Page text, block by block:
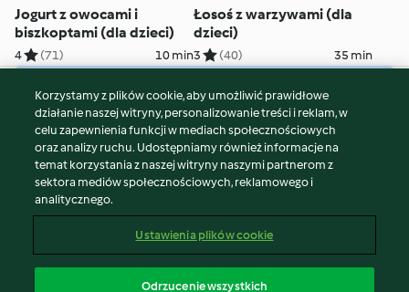
Jogurt z owocami i
biszkoptami (dla dzieci)
4 (71) 10 min
Łosoś z warzywami (dla
dzieci)
3 (40) 35 min
© Copyright 2026
Warunki korzystania
Polityka prywatności
Disclaimer
Znak wydawcy
Zgłoś treść
Korzystamy z plików cookie, aby umożliwić prawidłowe
działanie naszej witryny, personalizowanie treści i reklam, w
celu zapewnienia funkcji w mediach społecznościowych
oraz analizy ruchu. Udostępniamy również informacje na
temat korzystania z naszej witryny naszymi partnerom z
sektora mediów społecznościowych, reklamowego i
analitycznego.
Ustawienia plików cookie
Odrzucenie wszystkich